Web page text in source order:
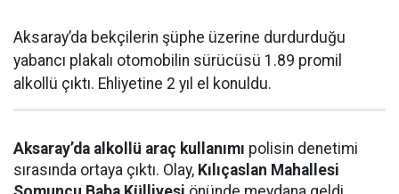
Aksaray’da bekçilerin şüphe üzerine durdurduğu
yabancı plakalı otomobilin sürücüsü 1.89 promil
alkollü çıktı. Ehliyetine 2 yıl el konuldu.
Aksaray’da alkollü araç kullanımı polisin denetimi
sırasında ortaya çıktı. Olay, Kılıçaslan Mahallesi